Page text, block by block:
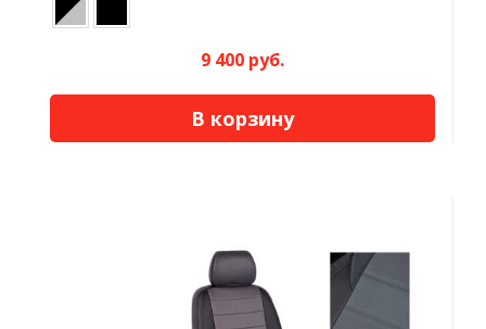
9 400 руб.
В корзину